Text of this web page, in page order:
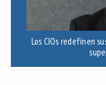
Los CIOs redefinen